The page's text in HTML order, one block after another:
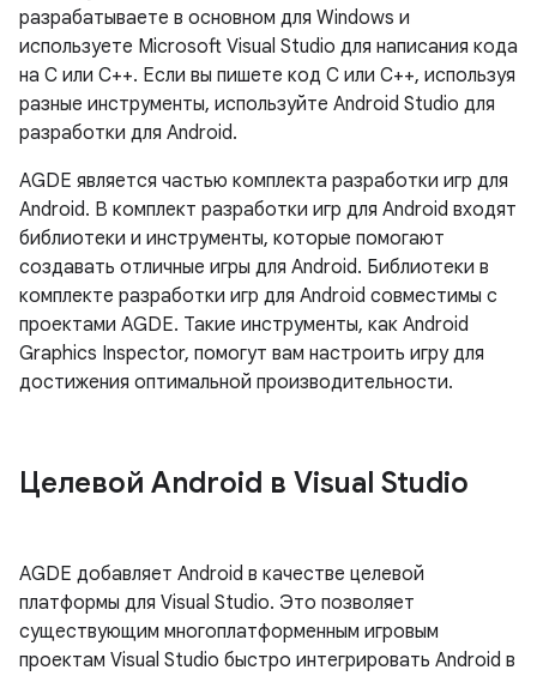
разрабатываете в основном для Windows и
используете Microsoft Visual Studio для написания кода
на C или C++. Если вы пишете код C или C++, используя
разные инструменты, используйте Android Studio для
разработки для Android.
AGDE является частью комплекта разработки игр для
Android. В комплект разработки игр для Android входят
библиотеки и инструменты, которые помогают
создавать отличные игры для Android. Библиотеки в
комплекте разработки игр для Android совместимы с
проектами AGDE. Такие инструменты, как Android
Graphics Inspector, помогут вам настроить игру для
достижения оптимальной производительности.
Целевой Android в Visual Studio
AGDE добавляет Android в качестве целевой
платформы для Visual Studio. Это позволяет
существующим многоплатформенным игровым
проектам Visual Studio быстро интегрировать Android в